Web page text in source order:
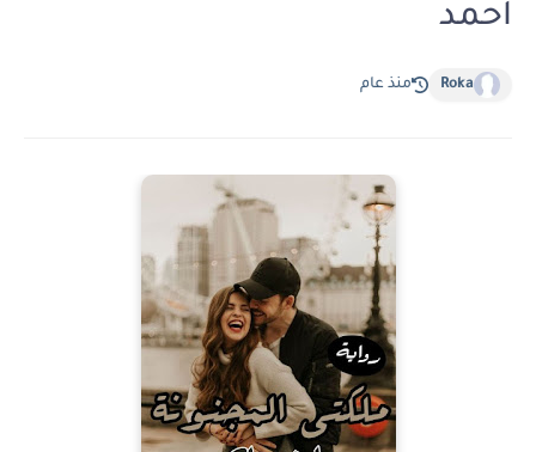
احمد
Roka منذ عام